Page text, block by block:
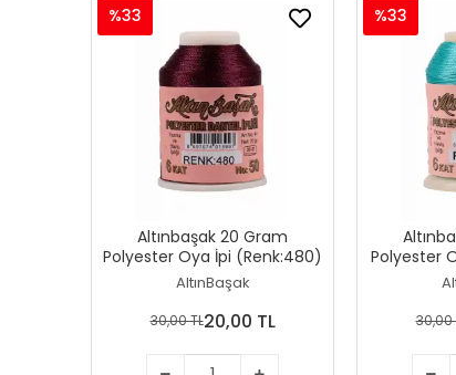
Altınbaşak 20 Gram
Polyester Oya İpi (Renk:480)
AltınBaşak
%33
30,00 TL20,00 TL
Polyester
%33
30,00